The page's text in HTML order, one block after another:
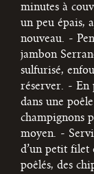
minutes à
un peu épais,
nouveau. -
jambon
sulfurisé,
réserver. - En
dans une
champignons
moyen. -
d’un petit filet
poêlés, des